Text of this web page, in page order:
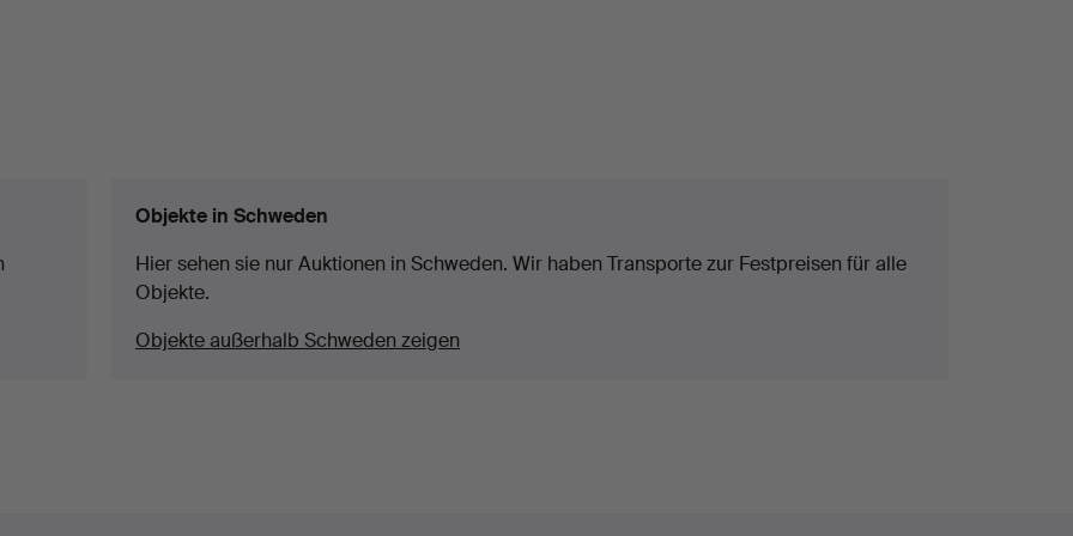
Objekte in Schweden
Hier sehen sie nur Auktionen in Schweden. Wir haben Transporte zur Festpreisen für alle
Objekte.
Objekte außerhalb Schweden zeigen